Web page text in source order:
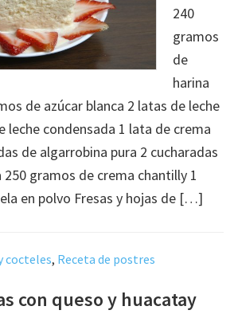
240
gramos
de
harina
de azúcar blanca 2 latas de leche
leche condensada 1 lata de crema
de algarrobina pura 2 cucharadas
gramos de crema chantilly 1
en polvo Fresas y hojas de […]
cocteles, Receta de postres
con queso y huacatay